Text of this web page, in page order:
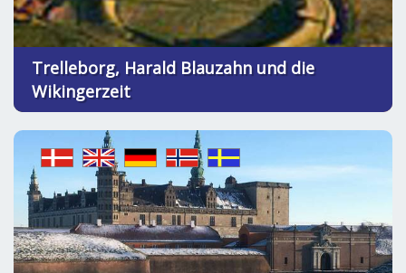
Trelleborg, Harald Blauzahn und die
Wikingerzeit